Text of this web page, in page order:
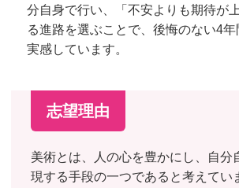
分自身で行い、「不安よりも期待が
る進路を選ぶことで、後悔のない4年
実感しています。
志望理由
美術とは、人の心を豊かにし、自分
現する手段の一つであると考えてい